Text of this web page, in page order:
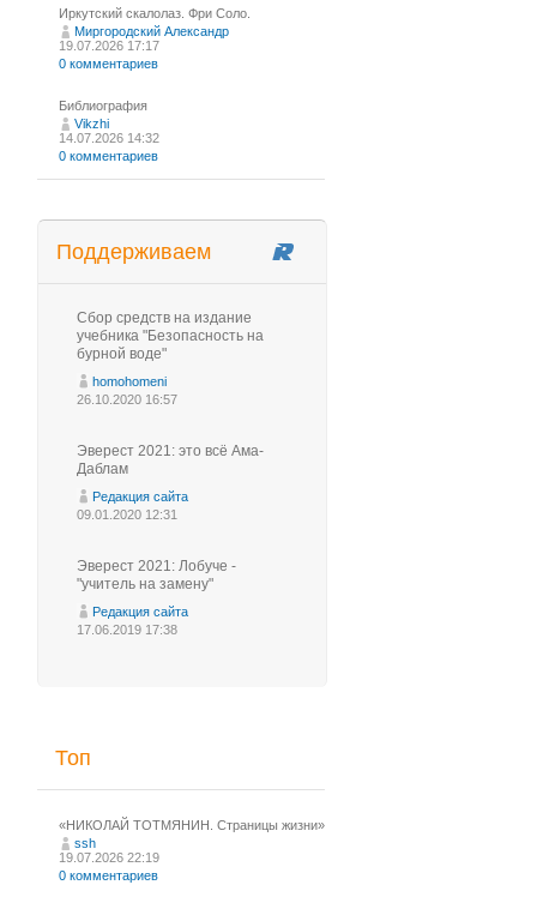
Иркутский скалолаз. Фри Соло.
Миргородский Александр
19.07.2026 17:17
0 комментариев
Библиография
Vikzhi
14.07.2026 14:32
0 комментариев
Поддерживаем
Сбор средств на издание
учебника "Безопасность на
бурной воде"
homohomeni
26.10.2020 16:57
Эверест 2021: это всё Ама-
Даблам
Редакция сайта
09.01.2020 12:31
Эверест 2021: Лобуче -
"учитель на замену"
Редакция сайта
17.06.2019 17:38
Топ
«НИКОЛАЙ ТОТМЯНИН. Страницы жизни»
ssh
19.07.2026 22:19
0 комментариев